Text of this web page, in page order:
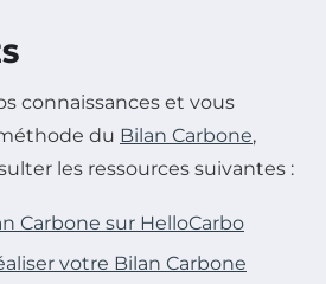
connaissances et vous
du Bilan Carbone,
les ressources suivantes :
Carbone sur HelloCarbo
votre Bilan Carbone